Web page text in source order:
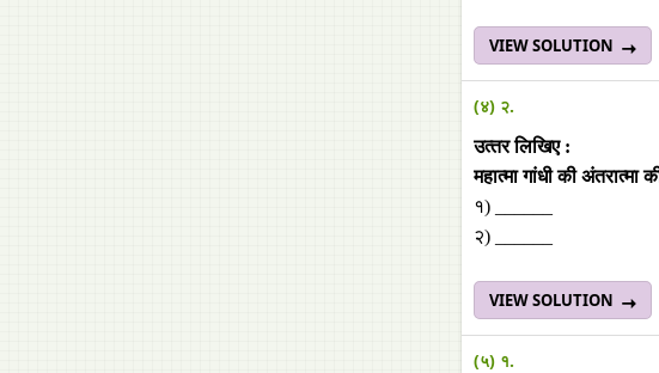
VIEW SOLUTION
(४) २.
उत्‍तर लिखिए :
महात्‍मा गांधी की अंतरात्‍मा
१) ______
२) ______
VIEW SOLUTION
(५) १.